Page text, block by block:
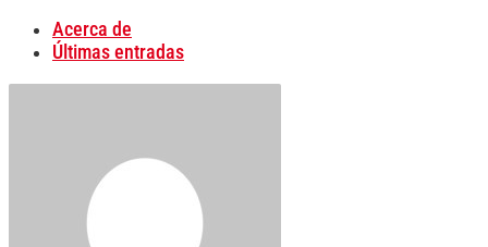
Acerca de
Últimas entradas